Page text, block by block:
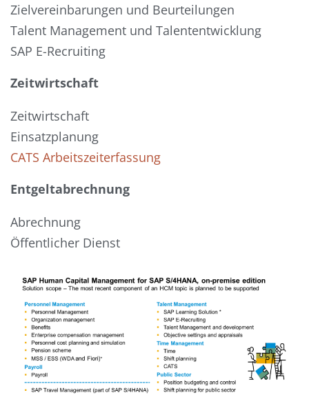
Zielvereinbarungen und Beurteilungen
Talent Management und Talententwicklung
SAP E-Recruiting
Zeitwirtschaft
Zeitwirtschaft
Einsatzplanung
CATS Arbeitszeiterfassung
Entgeltabrechnung
Abrechnung
Öffentlicher Dienst